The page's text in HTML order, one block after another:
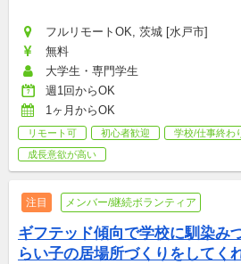
フルリモートOK, 茨城 [水戸市]
無料
大学生・専門学生
週1回からOK
1ヶ月からOK
リモート可 初心者歓迎 学校/仕事終わ
成長意欲が高い
注目 メンバー/継続ボランティア
ギフテッド傾向で学校に馴染み
らい子の居場所づくりをしてく